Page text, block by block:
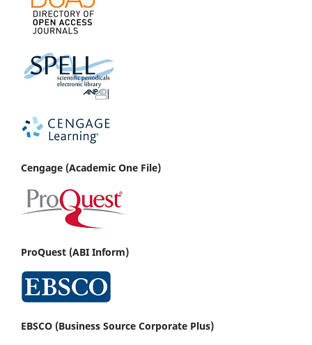
Cengage (Academic One File)
ProQuest (ABI Inform)
EBSCO (Business Source Corporate Plus)